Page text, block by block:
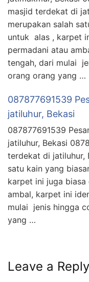
masjid terdekat di
merupakan salah
untuk alas , karpet
permadani atau
tengah, dari mulai
orang orang yang …
087877691539
jatiluhur, Bekasi
087877691539
jatiluhur, Bekasi
terdekat di jatiluhur,
satu kain yang
karpet ini juga
ambal, karpet ini
mulai jenis hingga
yang …
Leave a Reply